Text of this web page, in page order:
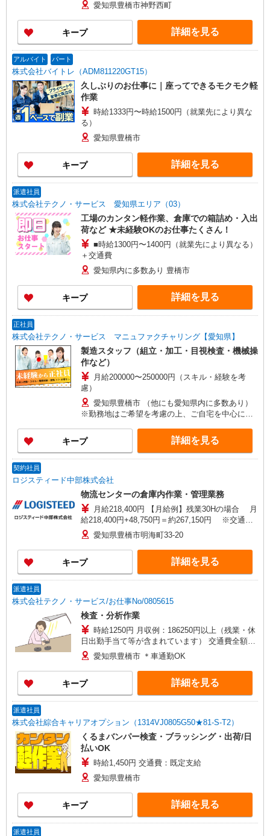
愛知県豊橋市神野西町
キープ 詳細を見る
アルバイト パート
株式会社バイトレ（ADM811220GT15）
久しぶりのお仕事に｜座ってできるモクモク軽
作業
時給1333円〜時給1500円（就業先により異な
る）
愛知県豊橋市
キープ 詳細を見る
派遣社員
株式会社テクノ・サービス 愛知県エリア（03）
工場のカンタン軽作業、倉庫での箱詰め・入出
荷など ★未経験OKのお仕事たくさん！
■時給1300円〜1400円（就業先により異なる）
＋交通費
愛知県内に多数あり 豊橋市
キープ 詳細を見る
正社員
株式会社テクノ・サービス マニュファクチャリング【愛知県】
製造スタッフ（組立・加工・目視検査・機械操
作など）
月給200000〜250000円（スキル・経験を考
慮）
愛知県豊橋市 （他にも愛知県内に多数あり）
※勤務地はご希望を考慮の上、ご自宅を中心に通
し）
キープ 詳細を見る
契約社員
ロジスティード中部株式会社
物流センターの倉庫内作業・管理業務
月給218,400円 【月給例】残業30Hの場合 月
給218,400円+48,750円＝約267,150円 ※交通費
別途支給
愛知県豊橋市明海町33-20
キープ 詳細を見る
派遣社員
株式会社テクノ・サービス/お仕事No/0805615
検査・分析作業
時給1250円 月収例：186250円以上（残業・休
日出勤手当て等が含まれています） 交通費全額支
給 愛知県豊橋市 ＊車通勤OK
キープ 詳細を見る
派遣社員
株式会社綜合キャリアオプション（1314VJ0805G50★81-S-T2）
くるまバンパー検査・ブラッシング・出荷/日
払いOK
時給1,450円 交通費：既定支給
愛知県豊橋市
キープ 詳細を見る
派遣社員